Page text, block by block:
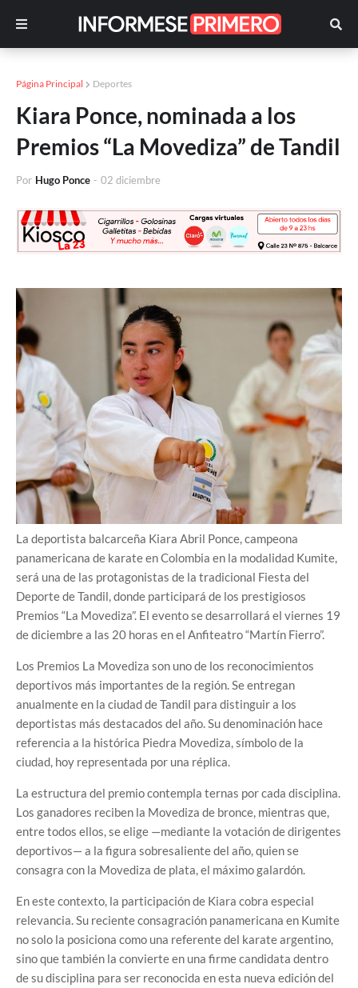
Página Principal Deportes
Kiara Ponce, nominada a los
Premios “La Movediza” de Tandil
Por Hugo Ponce - 02 diciembre
La deportista balcarceña Kiara Abril Ponce, campeona
panamericana de karate en Colombia en la modalidad Kumite,
será una de las protagonistas de la tradicional Fiesta del
Deporte de Tandil, donde participará de los prestigiosos
Premios “La Movediza”. El evento se desarrollará el viernes 19
de diciembre a las 20 horas en el Anfiteatro “Martín Fierro”.
Los Premios La Movediza son uno de los reconocimientos
deportivos más importantes de la región. Se entregan
anualmente en la ciudad de Tandil para distinguir a los
deportistas más destacados del año. Su denominación hace
referencia a la histórica Piedra Movediza, símbolo de la
ciudad, hoy representada por una réplica.
La estructura del premio contempla ternas por cada disciplina.
Los ganadores reciben la Movediza de bronce, mientras que,
entre todos ellos, se elige —mediante la votación de dirigentes
deportivos— a la figura sobresaliente del año, quien se
consagra con la Movediza de plata, el máximo galardón.
En este contexto, la participación de Kiara cobra especial
relevancia. Su reciente consagración panamericana en Kumite
no solo la posiciona como una referente del karate argentino,
sino que también la convierte en una firme candidata dentro
de su disciplina para ser reconocida en esta nueva edición del